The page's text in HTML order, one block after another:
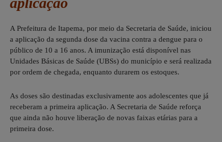
A Prefeitura de Itapema, por meio da Secretaria de Saúde, iniciou
a aplicação da segunda dose da vacina contra a dengue para o
público de 10 a 16 anos. A imunização está disponível nas
Unidades Básicas de Saúde (UBSs) do município e será realizada
por ordem de chegada, enquanto durarem os estoques.
As doses são destinadas exclusivamente aos adolescentes que já
receberam a primeira aplicação. A Secretaria de Saúde reforça
que ainda não houve liberação de novas faixas etárias para a
primeira dose.